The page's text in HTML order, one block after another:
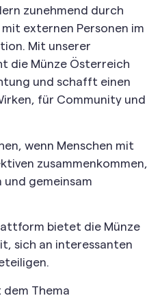
zunehmend durch
externen Personen im
Mit unserer
die Münze Österreich
und schafft einen
für Community und
wenn Menschen mit
zusammenkommen,
und gemeinsam
bietet die Münze
sich an interessanten
Thema